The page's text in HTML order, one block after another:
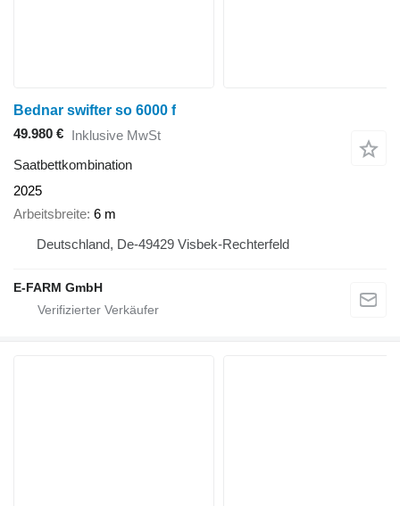
Bednar swifter so 6000 f
49.980 € Inklusive MwSt
Saatbettkombination
2025
Arbeitsbreite 6 m
Deutschland, De-49429 Visbek-Rechterfeld
E-FARM GmbH